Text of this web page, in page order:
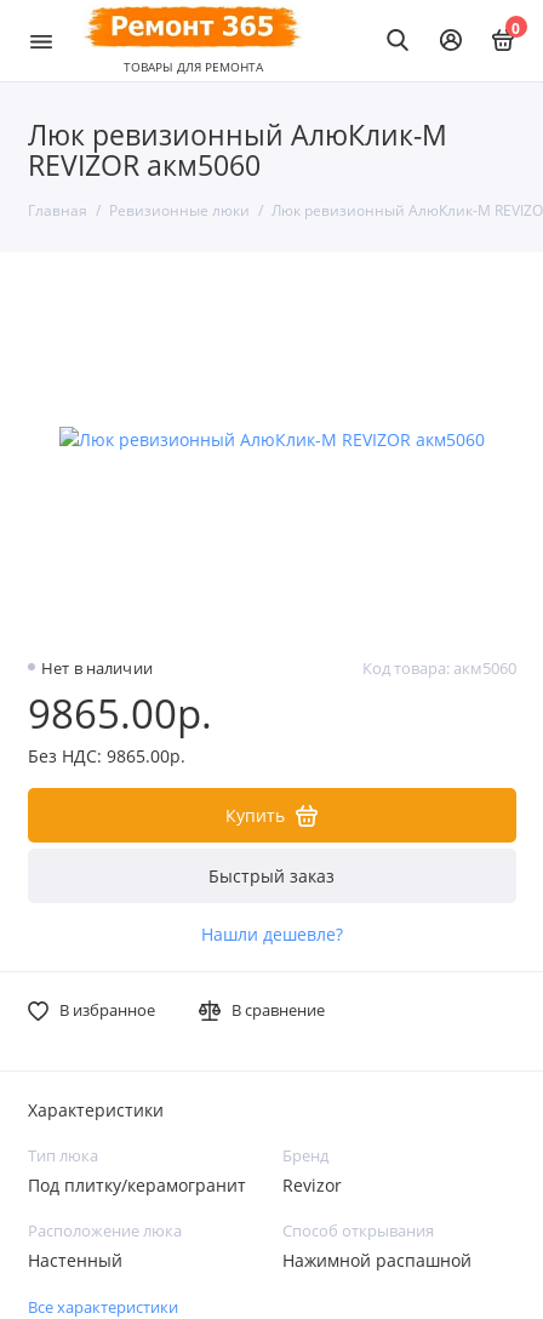
0
Люк ревизионный АлюКлик-M
REVIZOR акм5060
Главная Ревизионные люки Люк ревизионный АлюКлик-M
Нет в наличии Код товара: акм5060
9865.00р.
Без НДС: 9865.00р.
Купить
Быстрый заказ
Нашли дешевле?
В избранное В сравнение
Характеристики
Тип люка
Под плитку/керамогранит
Бренд
Revizor
Расположение люка
Настенный
Способ открывания
Нажимной распашной
Все характеристики